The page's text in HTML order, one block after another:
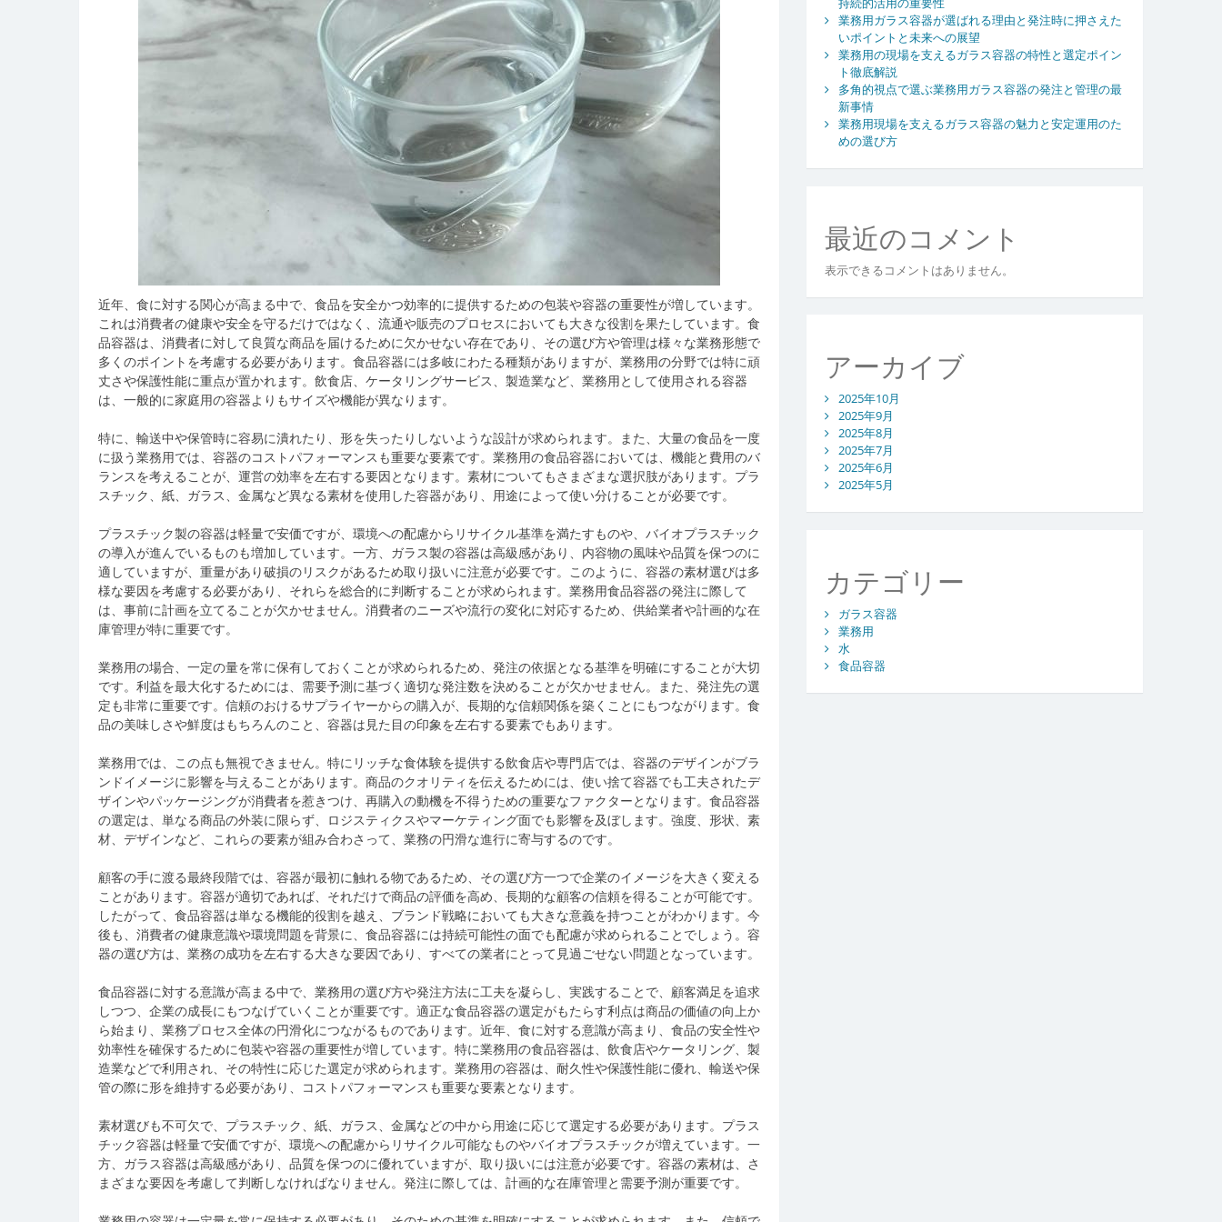
近年、食に対する関心が高まる中で、食品を安全かつ効率的に提供するための包装や容器の重要性が増しています。
これは消費者の健康や安全を守るだけではなく、流通や販売のプロセスにおいても大きな役割を果たしています。食
品容器は、消費者に対して良質な商品を届けるために欠かせない存在であり、その選び方や管理は様々な業務形態で
多くのポイントを考慮する必要があります。食品容器には多岐にわたる種類がありますが、業務用の分野では特に頑
丈さや保護性能に重点が置かれます。飲食店、ケータリングサービス、製造業など、業務用として使用される容器
は、一般的に家庭用の容器よりもサイズや機能が異なります。
特に、輸送中や保管時に容易に潰れたり、形を失ったりしないような設計が求められます。また、大量の食品を一度
に扱う業務用では、容器のコストパフォーマンスも重要な要素です。業務用の食品容器においては、機能と費用のバ
ランスを考えることが、運営の効率を左右する要因となります。素材についてもさまざまな選択肢があります。プラ
スチック、紙、ガラス、金属など異なる素材を使用した容器があり、用途によって使い分けることが必要です。
プラスチック製の容器は軽量で安価ですが、環境への配慮からリサイクル基準を満たすものや、バイオプラスチック
の導入が進んでいるものも増加しています。一方、ガラス製の容器は高級感があり、内容物の風味や品質を保つのに
適していますが、重量があり破損のリスクがあるため取り扱いに注意が必要です。このように、容器の素材選びは多
様な要因を考慮する必要があり、それらを総合的に判断することが求められます。業務用食品容器の発注に際して
は、事前に計画を立てることが欠かせません。消費者のニーズや流行の変化に対応するため、供給業者や計画的な在
庫管理が特に重要です。
業務用の場合、一定の量を常に保有しておくことが求められるため、発注の依据となる基準を明確にすることが大切
です。利益を最大化するためには、需要予測に基づく適切な発注数を決めることが欠かせません。また、発注先の選
定も非常に重要です。信頼のおけるサプライヤーからの購入が、長期的な信頼関係を築くことにもつながります。食
品の美味しさや鮮度はもちろんのこと、容器は見た目の印象を左右する要素でもあります。
業務用では、この点も無視できません。特にリッチな食体験を提供する飲食店や専門店では、容器のデザインがブラ
ンドイメージに影響を与えることがあります。商品のクオリティを伝えるためには、使い捨て容器でも工夫されたデ
ザインやパッケージングが消費者を惹きつけ、再購入の動機を不得うための重要なファクターとなります。食品容器
の選定は、単なる商品の外装に限らず、ロジスティクスやマーケティング面でも影響を及ぼします。強度、形状、素
材、デザインなど、これらの要素が組み合わさって、業務の円滑な進行に寄与するのです。
顧客の手に渡る最終段階では、容器が最初に触れる物であるため、その選び方一つで企業のイメージを大きく変える
ことがあります。容器が適切であれば、それだけで商品の評価を高め、長期的な顧客の信頼を得ることが可能です。
したがって、食品容器は単なる機能的役割を越え、ブランド戦略においても大きな意義を持つことがわかります。今
後も、消費者の健康意識や環境問題を背景に、食品容器には持続可能性の面でも配慮が求められることでしょう。容
器の選び方は、業務の成功を左右する大きな要因であり、すべての業者にとって見過ごせない問題となっています。
食品容器に対する意識が高まる中で、業務用の選び方や発注方法に工夫を凝らし、実践することで、顧客満足を追求
しつつ、企業の成長にもつなげていくことが重要です。適正な食品容器の選定がもたらす利点は商品の価値の向上か
ら始まり、業務プロセス全体の円滑化につながるものであります。近年、食に対する意識が高まり、食品の安全性や
効率性を確保するために包装や容器の重要性が増しています。特に業務用の食品容器は、飲食店やケータリング、製
造業などで利用され、その特性に応じた選定が求められます。業務用の容器は、耐久性や保護性能に優れ、輸送や保
管の際に形を維持する必要があり、コストパフォーマンスも重要な要素となります。
素材選びも不可欠で、プラスチック、紙、ガラス、金属などの中から用途に応じて選定する必要があります。プラス
チック容器は軽量で安価ですが、環境への配慮からリサイクル可能なものやバイオプラスチックが増えています。一
方、ガラス容器は高級感があり、品質を保つのに優れていますが、取り扱いには注意が必要です。容器の素材は、さ
まざまな要因を考慮して判断しなければなりません。発注に際しては、計画的な在庫管理と需要予測が重要です。
業務用ガラス容器が選ばれる理由と発注時に押さえた
いポイントと未来への展望
業務用の現場を支えるガラス容器の特性と選定ポイン
ト徹底解説
多角的視点で選ぶ業務用ガラス容器の発注と管理の最
新事情
業務用現場を支えるガラス容器の魅力と安定運用のた
めの選び方
最近のコメント
表示できるコメントはありません。
アーカイブ
2025年10月
2025年9月
2025年8月
2025年7月
2025年6月
2025年5月
カテゴリー
ガラス容器
業務用
水
食品容器